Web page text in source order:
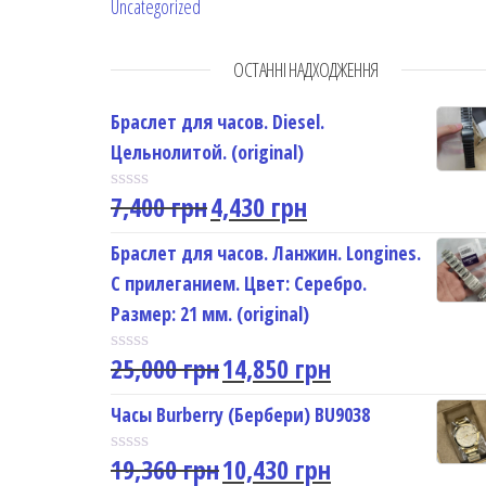
Uncategorized
ОСТАННІ НАДХОДЖЕННЯ
Браслет для часов. Diesel.
Цельнолитой. (original)
R
t
e
d
0
o
u
t
o
5
7,400грн4,430 грн
Браслет для часов. Ланжин. Longines.
С прилеганием. Цвет: Серебро.
Размер: 21 мм. (original)
R
t
e
d
0
25,000грн14,850 грн
Часы Burberry (Бербери) BU9038
R
19,360грн10,430 грн